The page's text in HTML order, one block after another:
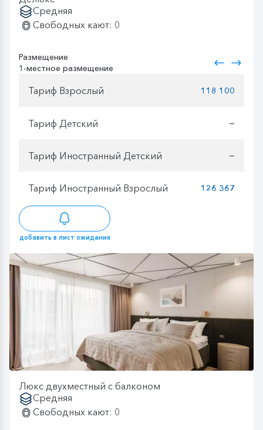
Средняя
Свободных кают: 0
Размещение
1-местное размещение
Тариф Взрослый 118 100
Тариф Детский —
Тариф Иностранный Детский —
Тариф Иностранный Взрослый 126 367
добавить в лист ожидания
Люкс двухместный с балконом
Средняя
Свободных кают: 0